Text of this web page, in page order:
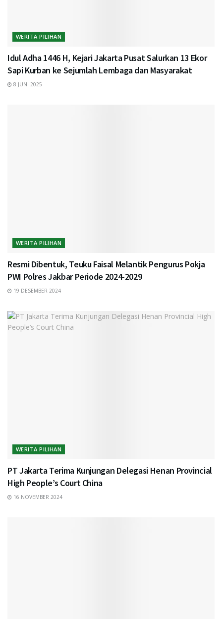
WERITA PILIHAN
Idul Adha 1446 H, Kejari Jakarta Pusat Salurkan 13 Ekor
Sapi Kurban ke Sejumlah Lembaga dan Masyarakat
8 JUNI 2025
WERITA PILIHAN
Resmi Dibentuk, Teuku Faisal Melantik Pengurus Pokja
PWI Polres Jakbar Periode 2024-2029
19 DESEMBER 2024
WERITA PILIHAN
PT Jakarta Terima Kunjungan Delegasi Henan Provincial
High People’s Court China
16 NOVEMBER 2024